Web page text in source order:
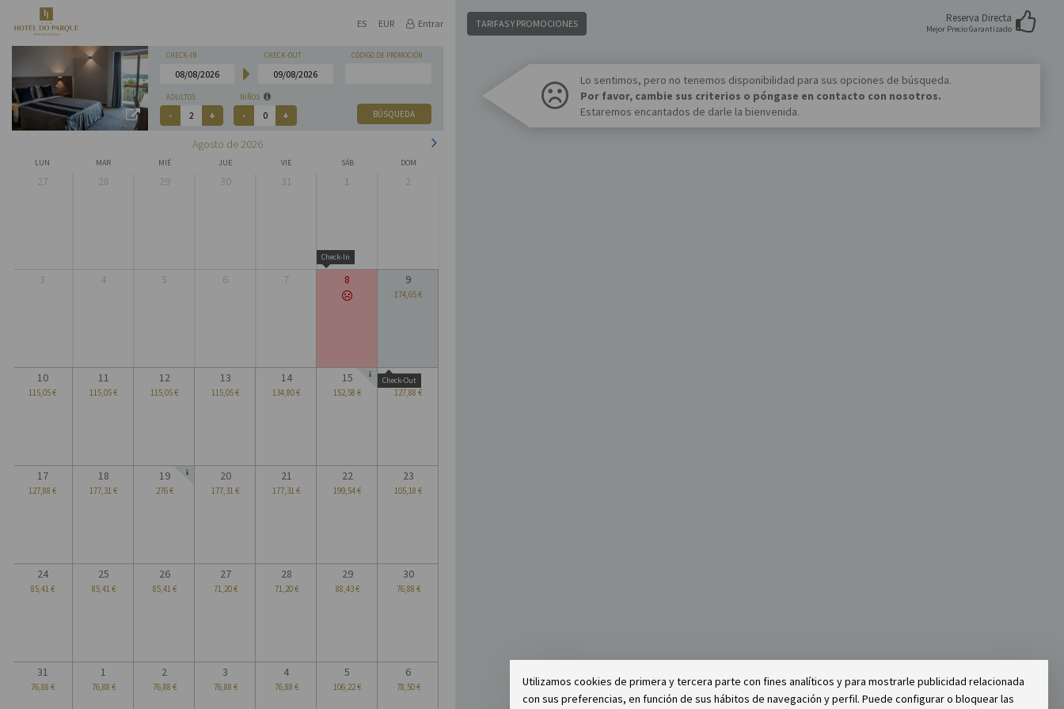
ES EUR Entrar
CHECK-IN CHECK-OUT CÓDIGO DE PROMOCIÓN
ADULTOS NIÑOS
BÚSQUEDA
Agosto de 2026
LUN MAR MIÉ JUE VIE SÁB DOM
27 28 29 30 31 1 2
3 4 5 6 7 8
Check-In
9
174,65 €
Check-Out
10
115,05 €
11
115,05 €
12
115,05 €
13
115,05 €
14
134,80 €
15
152,58 €
16
127,88 €
17
127,88 €
18
177,31 €
19
276 €
20
177,31 €
21
177,31 €
22
199,54 €
23
105,18 €
24
85,41 €
25
85,41 €
26
85,41 €
27
71,20 €
28
71,20 €
29
88,43 €
30
76,88 €
31
76,88 €
1
76,88 €
2
76,88 €
3
76,88 €
4
76,88 €
5
106,22 €
6
78,50 €
TARIFAS Y PROMOCIONES Reserva Directa
Mejor Precio Garantizado
Lo sentimos, pero no tenemos disponibilidad para sus opciones de búsqueda.
Por favor, cambie sus criterios o póngase en contacto con nosotros.
Estaremos encantados de darle la bienvenida.
Utilizamos cookies de primera y tercera parte con fines analíticos y para mostrarle publicidad relacionada
con sus preferencias, en función de sus hábitos de navegación y perfil. Puede configurar o bloquear las